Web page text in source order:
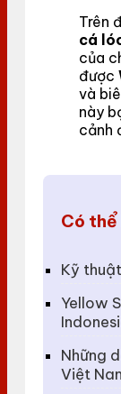
Trên
cá
của
được
và
này
cảnh
Có thể
Kỹ
Yellow
Những
Việt